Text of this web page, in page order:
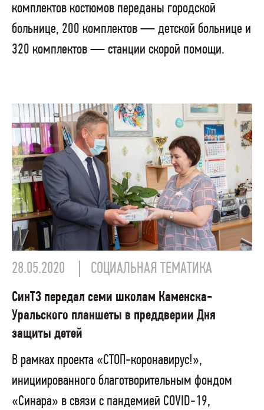
комплектов костюмов переданы городской
больнице, 200 комплектов — детской больнице и
320 комплектов — станции скорой помощи.
28.05.2020 СОЦИАЛЬНАЯ ТЕМАТИКА
СинТЗ передал семи школам Каменска-
Уральского планшеты в преддверии Дня
защиты детей
В рамках проекта «СТОП-коронавирус!»,
инициированного благотворительным фондом
«Синара» в связи с пандемией COVID-19,